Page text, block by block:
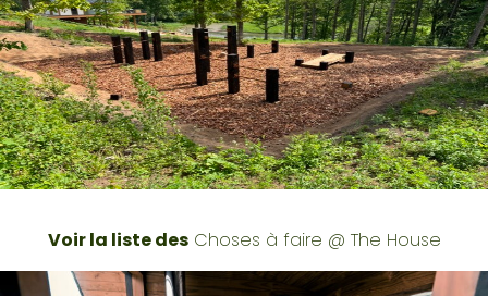
Voir la liste desChoses à faire @ The House